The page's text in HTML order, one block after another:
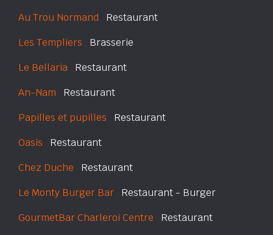
Au Trou Normand Restaurant
Les Templiers Brasserie
Le Bellaria Restaurant
An-Nam Restaurant
Papilles et pupilles Restaurant
Oasis Restaurant
Chez Duche Restaurant
Le Monty Burger Bar Restaurant - Burger
GourmetBar Charleroi Centre Restaurant